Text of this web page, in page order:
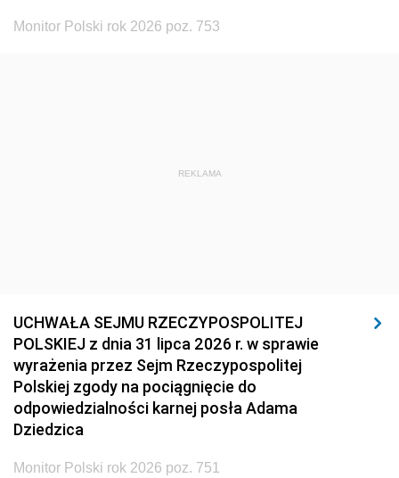
Monitor Polski rok 2026 poz. 753
REKLAMA
UCHWAŁA SEJMU RZECZYPOSPOLITEJ
POLSKIEJ z dnia 31 lipca 2026 r. w sprawie
wyrażenia przez Sejm Rzeczypospolitej
Polskiej zgody na pociągnięcie do
odpowiedzialności karnej posła Adama
Dziedzica
Monitor Polski rok 2026 poz. 751